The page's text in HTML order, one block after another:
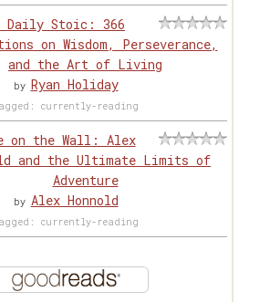
Daily Stoic: 366
on Wisdom, Perseverance,
and the Art of Living
by Ryan Holiday
currently-reading
on the Wall: Alex
and the Ultimate Limits of
Adventure
by Alex Honnold
currently-reading